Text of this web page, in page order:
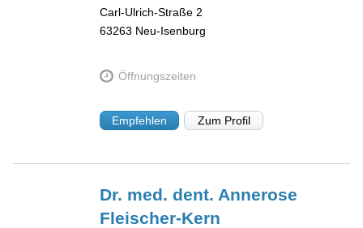
Carl-Ulrich-Straße 2
63263 Neu-Isenburg
Öffnungszeiten
Empfehlen Zum Profil
Dr. med. dent. Annerose
Fleischer-Kern